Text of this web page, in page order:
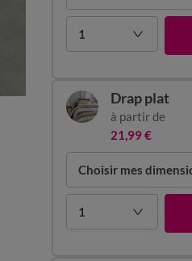
1
Choisir mes
1
Drap plat
à partir de
21,99 €